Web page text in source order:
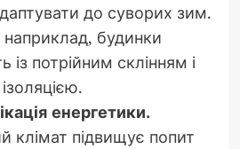
до суворих зим.
наприклад, будинки
із потрійним склінням і
енергетики.
клімат підвищує попит